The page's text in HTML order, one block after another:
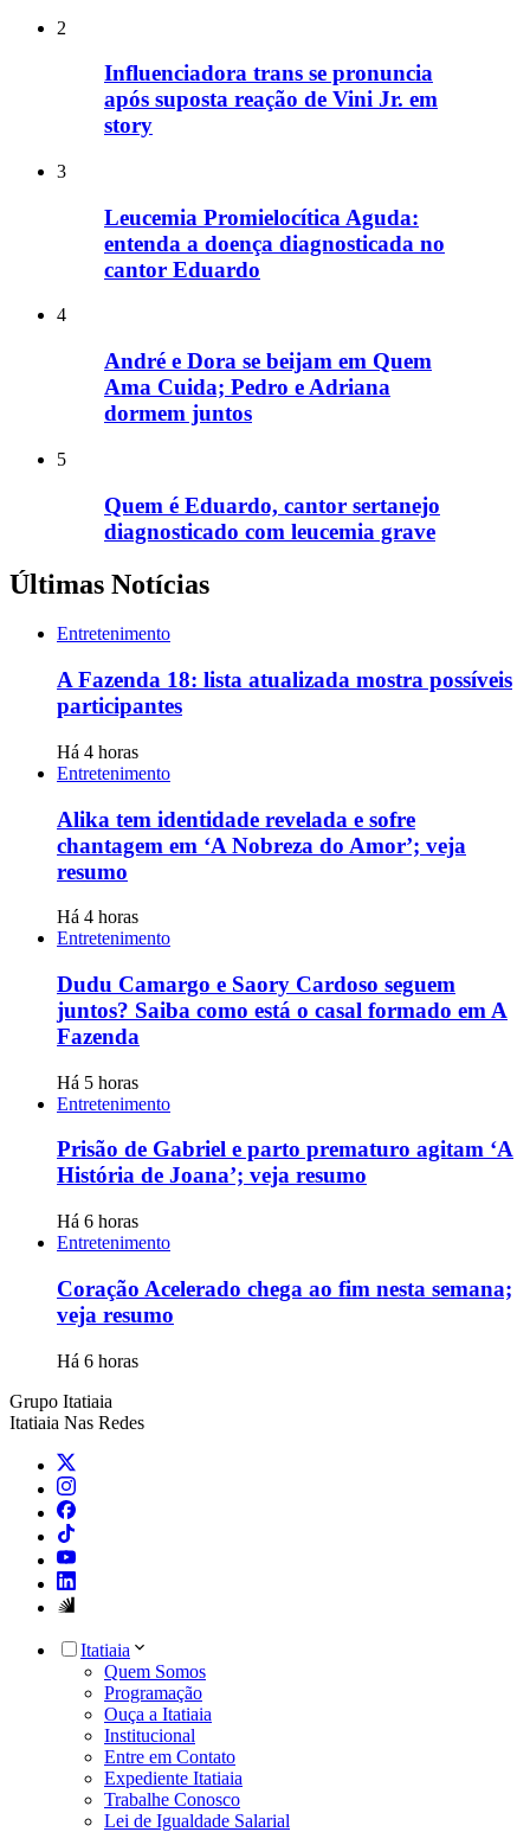
2
Influenciadora trans se pronuncia
após suposta reação de Vini Jr. em
story
3
Leucemia Promielocítica Aguda:
entenda a doença diagnosticada no
cantor Eduardo
4
André e Dora se beijam em Quem
Ama Cuida; Pedro e Adriana
dormem juntos
5
Quem é Eduardo, cantor sertanejo
diagnosticado com leucemia grave
Últimas Notícias
Entretenimento
A Fazenda 18: lista atualizada mostra possíveis
participantes
Há 4 horas
Entretenimento
Alika tem identidade revelada e sofre
chantagem em ‘A Nobreza do Amor’; veja
resumo
Há 4 horas
Entretenimento
Dudu Camargo e Saory Cardoso seguem
juntos? Saiba como está o casal formado em A
Fazenda
Há 5 horas
Entretenimento
Prisão de Gabriel e parto prematuro agitam ‘A
História de Joana’; veja resumo
Há 6 horas
Entretenimento
Coração Acelerado chega ao fim nesta semana;
veja resumo
Há 6 horas
Grupo Itatiaia
Itatiaia Nas Redes
Itatiaia
Quem Somos
Programação
Ouça a Itatiaia
Institucional
Entre em Contato
Expediente Itatiaia
Trabalhe Conosco
Lei de Igualdade Salarial